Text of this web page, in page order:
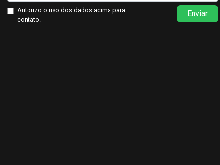
Autorizo o uso dos dados acima para
contato.
Enviar